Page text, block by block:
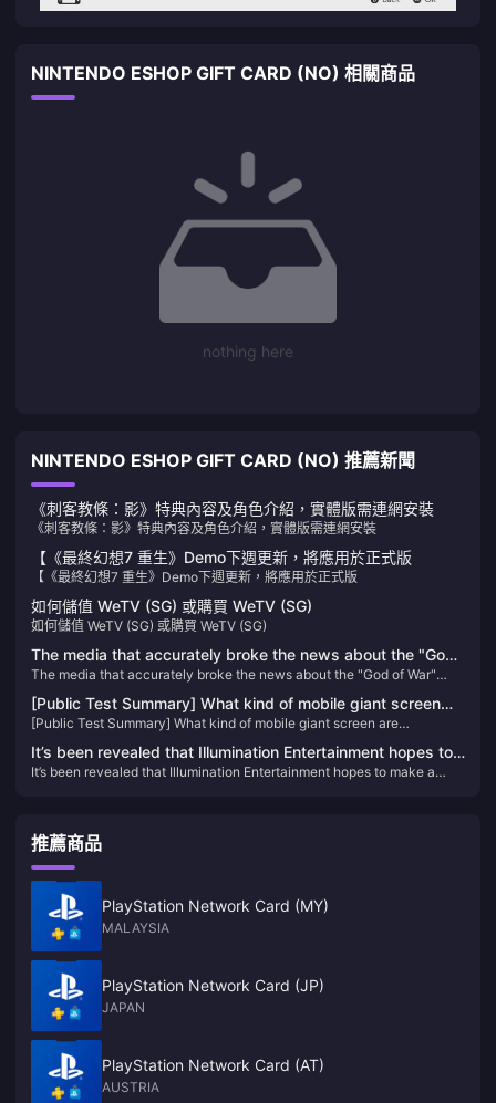
NINTENDO ESHOP GIFT CARD (NO) 相關商品
nothing here
NINTENDO ESHOP GIFT CARD (NO) 推薦新聞
《刺客教條：影》特典內容及角色介紹，實體版需連網安裝
《刺客教條：影》特典內容及角色介紹，實體版需連網安裝
【《最終幻想7 重生》Demo下週更新，將應用於正式版
【《最終幻想7 重生》Demo下週更新，將應用於正式版
如何儲值 WeTV (SG) 或購買 WeTV (SG)
如何儲值 WeTV (SG) 或購買 WeTV (SG)
The media that accurately broke the news about the "God
of War" DLC said that the original "Metal Gear Solid"
remake is still in production
The media that accurately broke the news about the "God of War"
production
[Public Test Summary] What kind of mobile giant screen
are Thunderbird smart AR glasses among users?
[Public Test Summary] What kind of mobile giant screen are
It’s been revealed that Illumination Entertainment hopes to
make a “Super Smash Bros.” movie
It’s been revealed that Illumination Entertainment hopes to make a
推薦商品
PlayStation Network Card (MY)
MALAYSIA
PlayStation Network Card (JP)
JAPAN
PlayStation Network Card (AT)
AUSTRIA